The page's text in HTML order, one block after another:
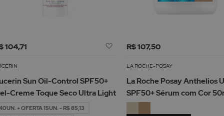
104,71
Adicionar
Lista
Desejos
Sun Oil-Control SPF50+
Creme Toque Seco Ultra Light
+ OFERTA 15UN. - R$ 85,13
R$ 107,50
LA ROCHE-POSAY
La Roche Posay Anthelios
SPF50+ Sérum com Cor